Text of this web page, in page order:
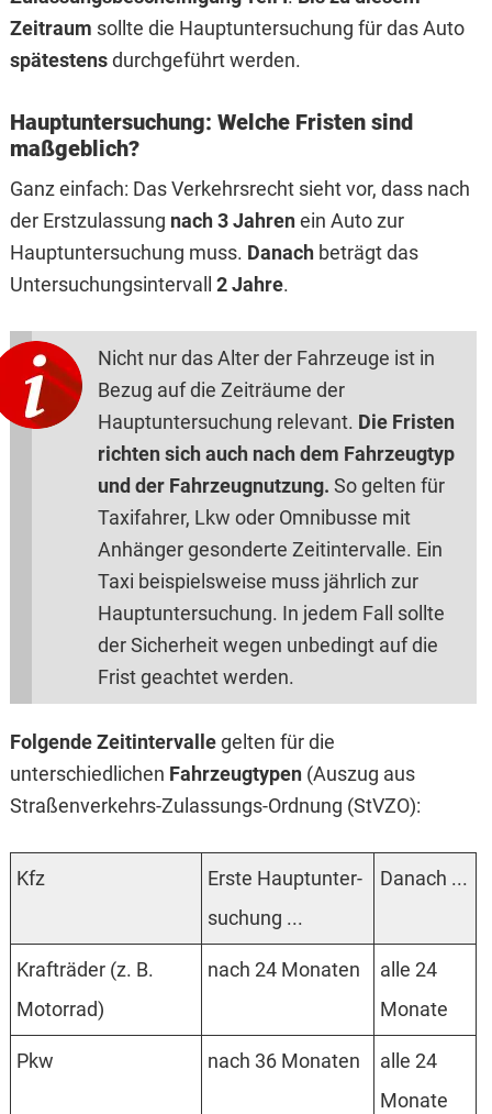
Zeitraum sollte die Hauptuntersuchung für das Auto
spätestensdurchgeführt werden.
Hauptuntersuchung: Welche Fristen sind
maßgeblich?
Ganz einfach: Das Verkehrsrecht sieht vor, dass nach
der Erstzulassung nach 3 Jahrenein Auto zur
Hauptuntersuchung muss. Danachbeträgt das
Untersuchungsintervall 2 Jahre.
Nicht nur das Alter der Fahrzeuge ist in
Bezug auf die Zeiträume der
Hauptuntersuchung relevant. Die Fristen
richten sich auch nach dem Fahrzeugtyp
und der Fahrzeugnutzung. So gelten für
Taxifahrer, Lkw oder Omnibusse mit
Anhänger gesonderte Zeitintervalle. Ein
Taxi beispielsweise muss jährlich zur
Hauptuntersuchung. In jedem Fall sollte
der Sicherheit wegen unbedingt auf die
Frist geachtet werden.
Folgende Zeitintervallegelten für die
unterschiedlichen Fahrzeugtypen(Auszug aus
Straßenverkehrs-Zulassungs-Ordnung (StVZO):
Kfz
Erste Haupt­unter­
suchung ...
Danach ...
Krafträder (z. B.
Motor­rad)
nach 24 Monaten
alle 24
Monate
Pkw nach 36 Monaten
alle 24
Monate